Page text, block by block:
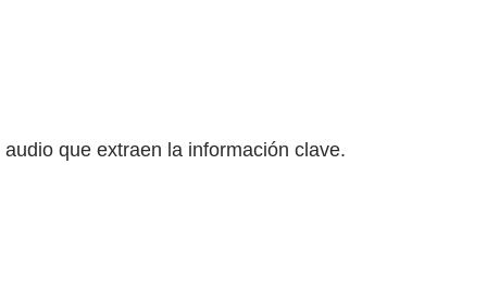
que extraen la información clave.​